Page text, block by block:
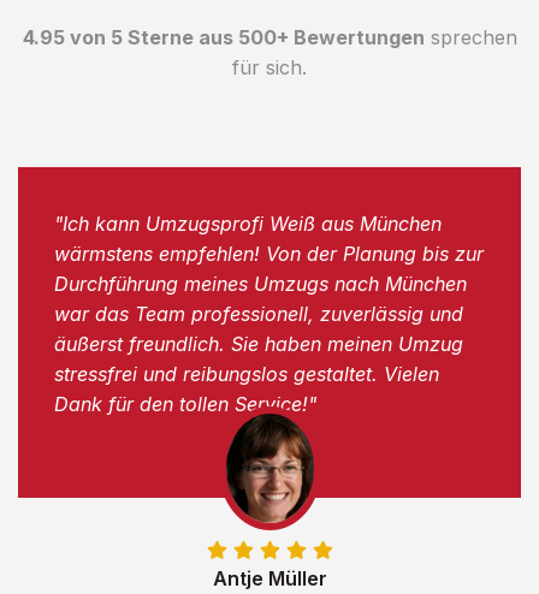
4.95 von 5 Sterne aus 500+ Bewertungen sprechen
für sich.
Antje Müller
"Ich kann Umzugsprofi Weiß aus München
wärmstens empfehlen! Von der Planung bis zur
Durchführung meines Umzugs nach München
war das Team professionell, zuverlässig und
äußerst freundlich. Sie haben meinen Umzug
stressfrei und reibungslos gestaltet. Vielen
Dank für den tollen Service!"